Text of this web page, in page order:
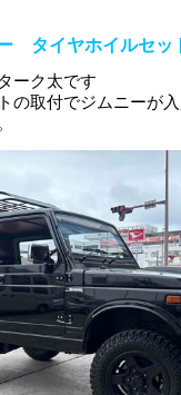
タイヤホイルセッ
ーク太です
の取付でジムニーが